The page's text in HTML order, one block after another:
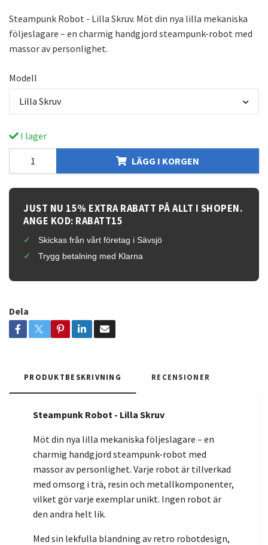
Steampunk Robot - Lilla Skruv. Möt din nya lilla mekaniska
följeslagare – en charmig handgjord steampunk-robot med
massor av personlighet.
Modell
Lilla Skruv
I lager
LÄGG I KORGEN
JUST NU 15% EXTRA RABATT PÅ ALLT I SHOPEN.
ANGE KOD: RABATT15
Skickas från vårt företag i Sävsjö
Trygg betalning med Klarna
Dela
PRODUKTBESKRIVNING RECENSIONER
Steampunk Robot - Lilla Skruv
Möt din nya lilla mekaniska följeslagare – en
charmig handgjord steampunk-robot med
massor av personlighet. Varje robot är tillverkad
med omsorg i trä, resin och metallkomponenter,
vilket gör varje exemplar unikt. Ingen robot är
den andra helt lik.
Med sin lekfulla blandning av retro robotdesign,